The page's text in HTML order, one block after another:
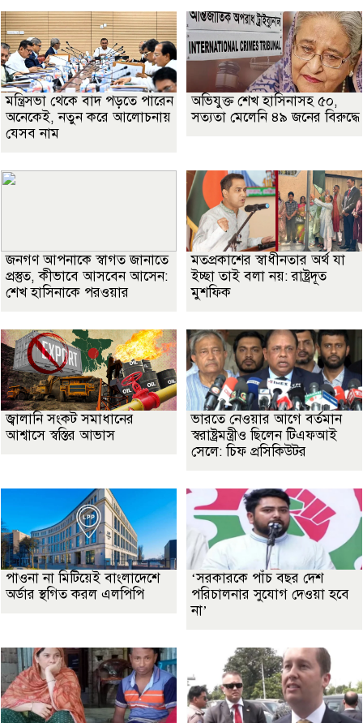
মন্ত্রিসভা থেকে বাদ পড়তে পারেন
অনেকেই, নতুন করে আলোচনায়
যেসব নাম
অভিযুক্ত শেখ হাসিনাসহ ৫০,
সত্যতা মেলেনি ৪৯ জনের বিরুদ্ধে
জনগণ আপনাকে স্বাগত জানাতে
প্রস্তুত, কীভাবে আসবেন আসেন:
শেখ হাসিনাকে পরওয়ার
মতপ্রকাশের স্বাধীনতার অর্থ যা
ইচ্ছা তাই বলা নয়: রাষ্ট্রদূত
মুশফিক
জ্বালানি সংকট সমাধানের
আশ্বাসে স্বস্তির আভাস
ভারতে নেওয়ার আগে বর্তমান
স্বরাষ্ট্রমন্ত্রীও ছিলেন টিএফআই
সেলে: চিফ প্রসিকিউটর
পাওনা না মিটিয়েই বাংলাদেশে
অর্ডার স্থগিত করল এলপিপি
‘সরকারকে পাঁচ বছর দেশ
পরিচালনার সুযোগ দেওয়া হবে
না’